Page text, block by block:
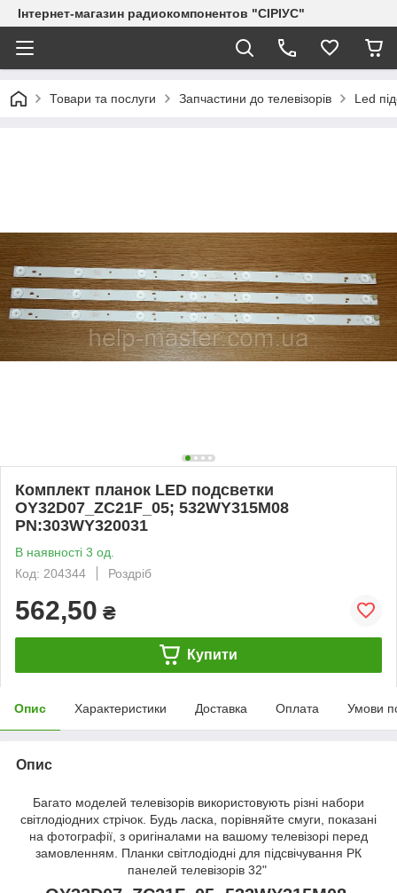
Інтернет-магазин радиокомпонентов "СІРІУС"
Товари та послуги Запчастини до телевізорів Led
Комплект планок LED подсветки
OY32D07_ZC21F_05; 532WY315M08
PN:303WY320031
В наявності 3 од.
Код: 204344
Роздріб
562,50 ₴
Купити
Опис Характеристики Доставка Оплата Умови
Опис
Багато моделей телевізорів використовують різні набори
світлодіодних стрічок. Будь ласка, порівняйте смуги, показані
на фотографії, з оригіналами на вашому телевізорі перед
замовленням. Планки світлодіодні для підсвічування РК
панелей телевізорів 32"